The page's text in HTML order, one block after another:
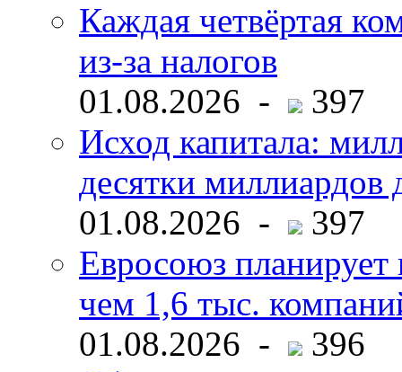
Каждая четвёртая
из-за налогов
01.08.2026 -
397
Исход капитала:
десятки миллиардов
01.08.2026 -
397
Евросоюз планирует
чем 1,6 тыс.
01.08.2026 -
396